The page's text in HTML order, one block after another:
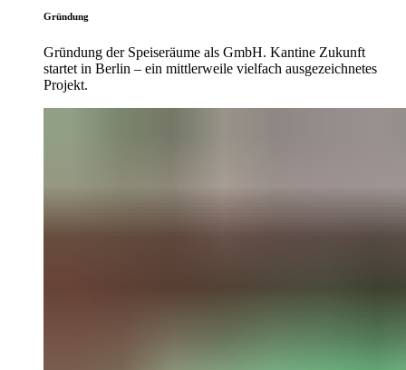
Gründung
Gründung der Speiseräume als GmbH. Kantine Zukunft
startet in Berlin – ein mittlerweile vielfach ausgezeichnetes
Projekt.